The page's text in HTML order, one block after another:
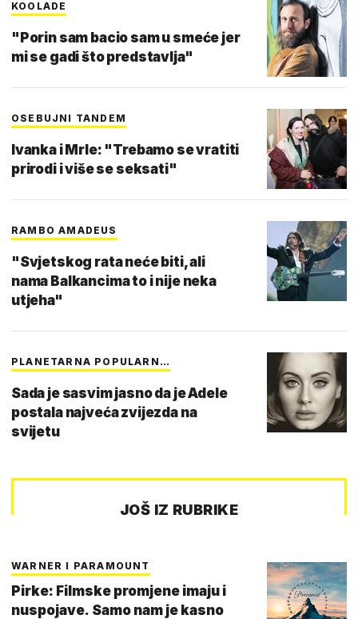
KOOLADE
"Porin sam bacio sam u smeće jer
mi se gadi što predstavlja"
OSEBUJNI TANDEM
Ivanka i Mrle: "Trebamo se vratiti
prirodi i više se seksati"
RAMBO AMADEUS
"Svjetskog rata neće biti, ali
nama Balkancima to i nije neka
utjeha"
PLANETARNA POPULARN…
Sada je sasvim jasno da je Adele
postala najveća zvijezda na
svijetu
JOŠ IZ RUBRIKE
WARNER I PARAMOUNT
Pirke: Filmske promjene imaju i
nuspojave. Samo nam je kasno